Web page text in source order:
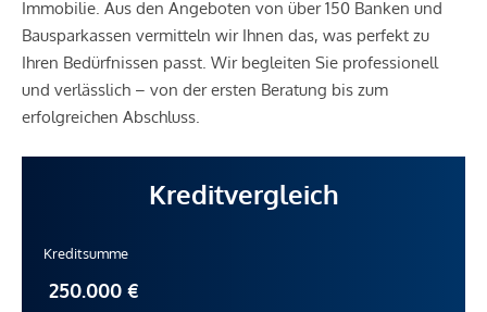
Immobilie. Aus den Angeboten von über 150 Banken und
Bausparkassen vermitteln wir Ihnen das, was perfekt zu
Ihren Bedürfnissen passt. Wir begleiten Sie professionell
und verlässlich – von der ersten Beratung bis zum
erfolgreichen Abschluss.
Kreditvergleich
Kreditsumme